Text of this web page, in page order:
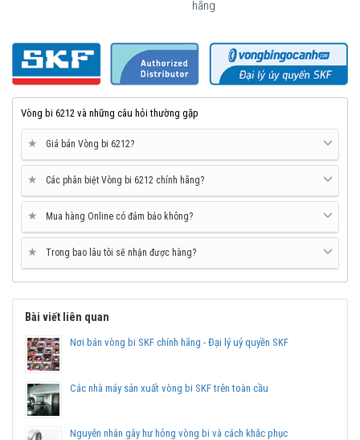
Vòng bi SKF 6212-2Z/C3 có sẵn mỡ bôi trơn bên trong và sử dụng
2 nắp chắn mỡ bằng sắt (2Z) kèm khe hở theo tiêu chuẩn C3.
Mua vòng bi bạc đạn SKF 6212 chính hãng ở đâu uy
Vòng bi Ngọc Anh là đại lý ủy quyền SKF tại Việt Nam.
Chuyên phân phối các sản phẩm SKF chính hãng, giá cạnh
tranh, Giao hàng toàn quốc.
Liên hệ với
hãng
Vòng bi 6212 và những câu hỏi thường gặp
★ Giá bán Vòng bi 6212?
★ Các phân biệt Vòng bi 6212 chính hãng?
★ Mua hàng Online có đảm bảo không?
★ Trong bao lâu tôi sẽ nhận được hàng?
Bài viết liên quan
Nơi bán vòng bi SKF chính hãng - Đại lý uỷ quyền SKF
Các nhà máy sản xuất vòng bi SKF trên toàn cầu
Nguyên nhân gây hư hỏng vòng bi và cách khắc phục